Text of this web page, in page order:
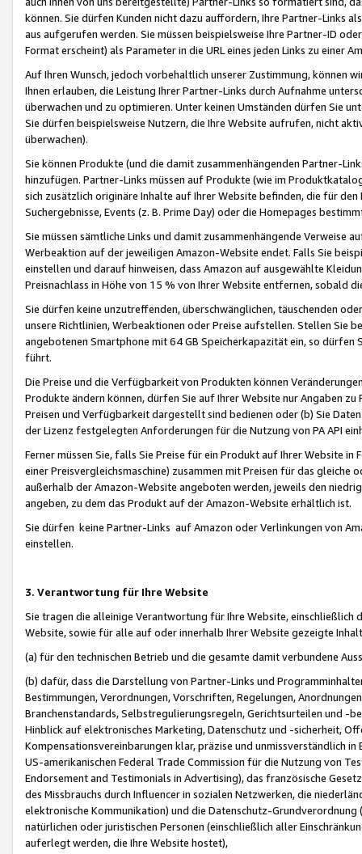
können. Sie dürfen Kunden nicht dazu auffordern, Ihre Partner-Links
aus aufgerufen werden. Sie müssen beispielsweise Ihre Partner-ID
Format erscheint) als Parameter in die URL eines jeden Links zu einer
Auf Ihren Wunsch, jedoch vorbehaltlich unserer Zustimmung, können
Ihnen erlauben, die Leistung Ihrer Partner-Links durch Aufnahme
überwachen und zu optimieren. Unter keinen Umständen dürfen Sie
Sie dürfen beispielsweise Nutzern, die Ihre Website aufrufen, nicht
überwachen).
Sie können Produkte (und die damit zusammenhängenden Partner-
hinzufügen. Partner-Links müssen auf Produkte (wie im
sich zusätzlich originäre Inhalte auf Ihrer Website befinden, die für
Suchergebnisse, Events (z. B. Prime Day) oder die Homepages
Sie müssen sämtliche Links und damit zusammenhängende
Werbeaktion auf der jeweiligen Amazon-Website endet. Falls Sie
einstellen und darauf hinweisen, dass Amazon auf ausgewählte
Preisnachlass in Höhe von 15 % von Ihrer Website entfernen, sobald
Sie dürfen keine unzutreffenden, überschwänglichen, täuschenden
unsere Richtlinien, Werbeaktionen oder Preise aufstellen. Stellen Sie
angebotenen Smartphone mit 64 GB Speicherkapazität ein, so dürfen
führt.
Die Preise und die Verfügbarkeit von Produkten können
Produkte ändern können, dürfen Sie auf Ihrer Website nur Angaben
Preisen und Verfügbarkeit dargestellt sind bedienen oder (b) Sie
der Lizenz festgelegten Anforderungen für die Nutzung von PA API
Ferner müssen Sie, falls Sie Preise für ein Produkt auf Ihrer Website
einer Preisvergleichsmaschine) zusammen mit Preisen für das
außerhalb der Amazon-Website angeboten werden, jeweils den
angeben, zu dem das Produkt auf der Amazon-Website erhältlich ist.
Sie dürfen keine Partner-Links auf Amazon oder Verlinkungen von
einstellen.
3. Verantwortung für Ihre Website
Sie tragen die alleinige Verantwortung für Ihre Website,
Website, sowie für alle auf oder innerhalb Ihrer Website gezeigte
(a) für den technischen Betrieb und die gesamte damit verbundene
(b) dafür, dass die Darstellung von Partner-Links und
Bestimmungen, Verordnungen, Vorschriften, Regelungen,
Branchenstandards, Selbstregulierungsregeln, Gerichtsurteilen und -
Hinblick auf elektronisches Marketing, Datenschutz und -sicherheit,
Kompensationsvereinbarungen klar, präzise und unmissverständlich
US-amerikanischen Federal Trade Commission für die Nutzung von
Endorsement and Testimonials in Advertising), das französische
des Missbrauchs durch Influencer in sozialen Netzwerken, die
elektronische Kommunikation) und die Datenschutz-
natürlichen oder juristischen Personen (einschließlich aller
auferlegt werden, die Ihre Website hostet),